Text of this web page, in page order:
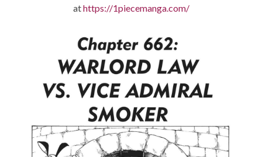
athttps://1piecemanga.com/